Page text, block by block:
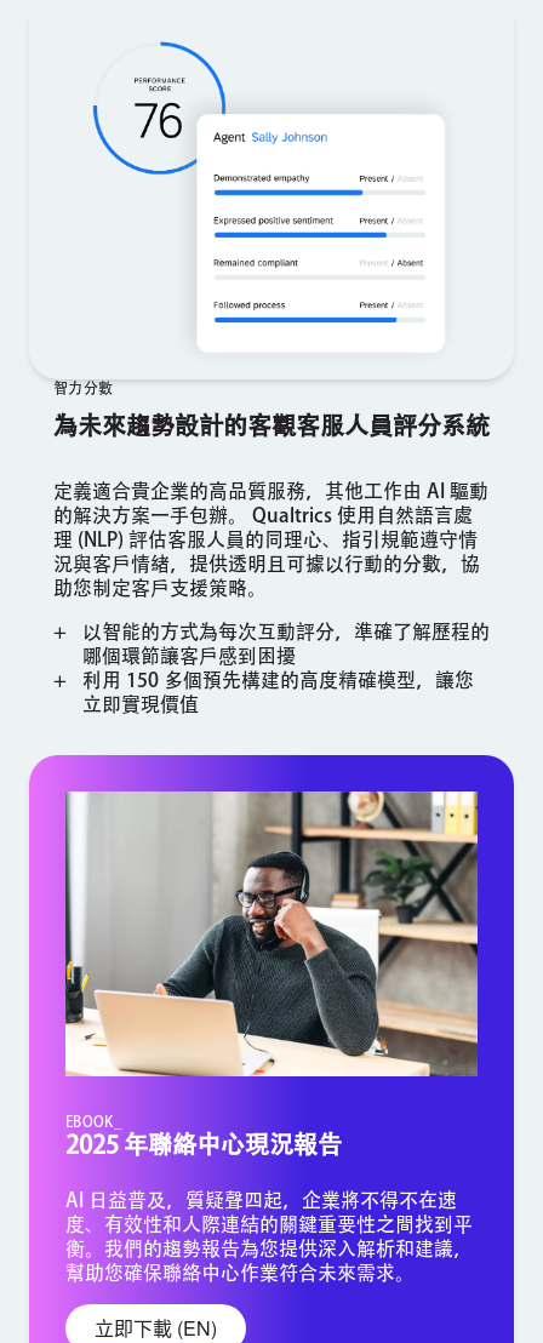
智力分數
為未來趨勢設計的客觀客服人員評分系統
定義適合貴企業的高品質服務，其他工作由 AI 驅動
的解決方案一手包辦。 Qualtrics 使用自然語言處
理 (NLP) 評估客服人員的同理心、指引規範遵守情
況與客戶情緒，提供透明且可據以行動的分數，協
助您制定客戶支援策略。
以智能的方式為每次互動評分，準確了解歷程的
哪個環節讓客戶感到困擾
利用 150 多個預先構建的高度精確模型，讓您
立即實現價值
EBOOK_
2025 年聯絡中心現況報告
AI 日益普及，質疑聲四起，企業將不得不在速
度、有效性和人際連結的關鍵重要性之間找到平
衡。我們的趨勢報告為您提供深入解析和建議，
幫助您確保聯絡中心作業符合未來需求。
立即下載 (EN)